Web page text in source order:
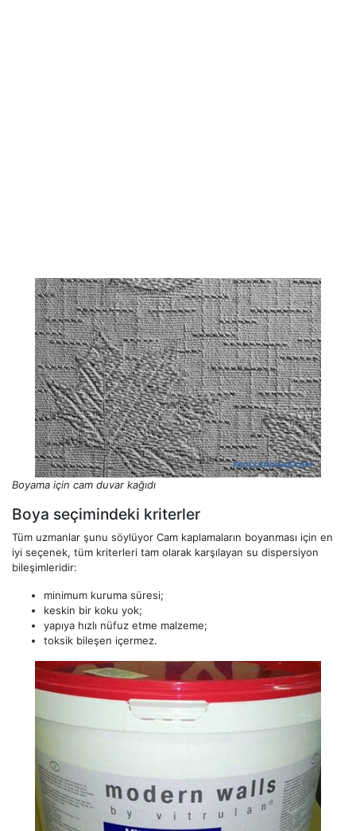
Boyama için cam duvar kağıdı
Boya seçimindeki kriterler
Tüm uzmanlar şunu söylüyor Cam kaplamaların boyanması için en
iyi seçenek, tüm kriterleri tam olarak karşılayan su dispersiyon
bileşimleridir:
minimum kuruma süresi;
keskin bir koku yok;
yapıya hızlı nüfuz etme malzeme;
toksik bileşen içermez.